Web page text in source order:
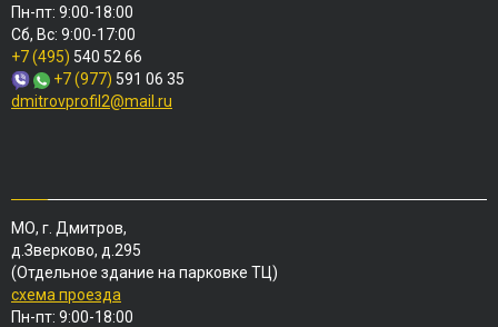
Пн-пт: 9:00-18:00
Сб, Вс: 9:00-17:00
+7 (495) 540 52 66
+7 (977) 591 06 35
dmitrovprofil2@mail.ru
МО, г. Дмитров,
д.Зверково, д.295
(Отдельное здание на парковке ТЦ)
схема проезда
Пн-пт: 9:00-18:00